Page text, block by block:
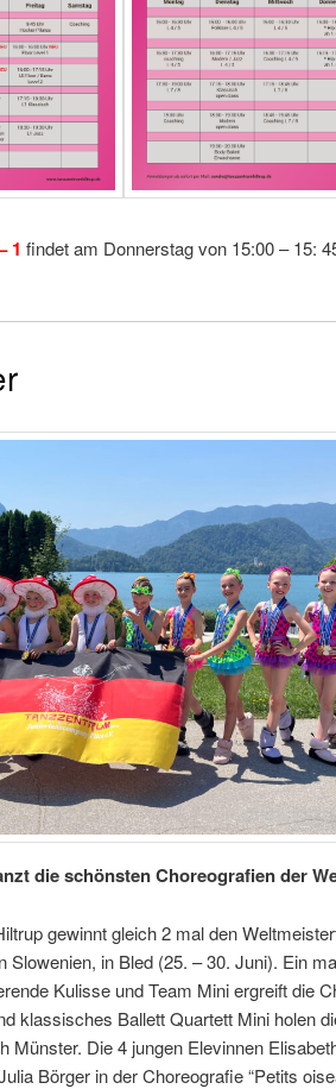
1 findet am Donnerstag von 15:00 – 15:
die schönsten Choreografien der
gewinnt gleich 2 mal den
Slowenien, in Bled (25. – 30. Juni). Ein
Kulisse und Team Mini ergreift die
klassisches Ballett Quartett Mini holen
Münster. Die 4 jungen Elevinnen
Börger in der Choreografie “Petits